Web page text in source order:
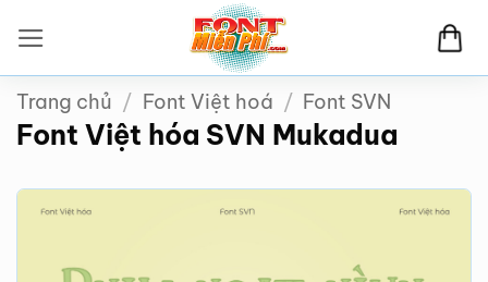
qua
nội
dung
Trang chủ / Font Việt hoá / Font SVN
Font Việt hóa SVN Mukadua